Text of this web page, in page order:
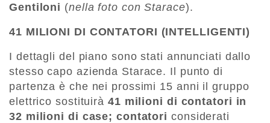
Gentiloni (nella foto con Starace).
41 MILIONI DI CONTATORI (INTELLIGENTI)
I dettagli del piano sono stati annunciati dallo
stesso capo azienda Starace. Il punto di
partenza è che nei prossimi 15 anni il gruppo
elettrico sostituirà 41 milioni di contatori in
32 milioni di case; contatori considerati